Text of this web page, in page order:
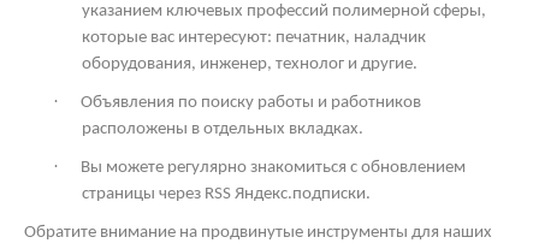
указанием ключевых профессий полимерной сферы,
которые вас интересуют: печатник, наладчик
оборудования, инженер, технолог и другие.
·
Объявления по поиску работы и работников
расположены в отдельных вкладках.
·
Вы можете регулярно знакомиться с обновлением
страницы через RSS Яндекс.подписки.
Обратите внимание на продвинутые инструменты для наших